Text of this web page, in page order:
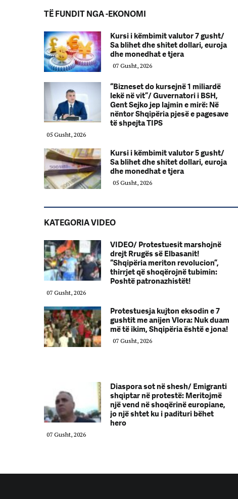
TË FUNDIT NGA -EKONOMI
Kursi i këmbimit valutor 7 gusht/
Sa blihet dhe shitet dollari, euroja
dhe monedhat e tjera
07 Gusht, 2026
“Bizneset do kursejnë 1 miliardë
lekë në vit”/ Guvernatori i BSH,
Gent Sejko jep lajmin e mirë: Në
nëntor Shqipëria pjesë e pagesave
të shpejta TIPS
05 Gusht, 2026
Kursi i këmbimit valutor 5 gusht/
Sa blihet dhe shitet dollari, euroja
dhe monedhat e tjera
05 Gusht, 2026
KATEGORIA VIDEO
VIDEO/ Protestuesit marshojnë
drejt Rrugës së Elbasanit!
“Shqipëria meriton revolucion”,
thirrjet që shoqërojnë tubimin:
Poshtë patronazhistët!
07 Gusht, 2026
Protestuesja kujton eksodin e 7
gushtit me anijen Vlora: Nuk duam
më të ikim, Shqipëria është e jona!
07 Gusht, 2026
Diaspora sot në shesh/ Emigranti
shqiptar në protestë: Meritojmë
një vend në shoqërinë europiane,
jo një shtet ku i padituri bëhet
hero
07 Gusht, 2026